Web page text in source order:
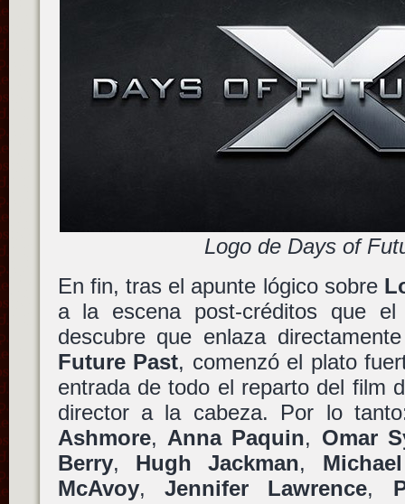
Logo de Days of
En fin, tras el apunte lógico sobre
a la escena post-créditos que
descubre que enlaza
Future Past, comenzó el plato
entrada de todo el reparto del film
director a la cabeza. Por lo
Ashmore, Anna Paquin, Omar
Berry, Hugh Jackman,
McAvoy, Jennifer Lawrence,